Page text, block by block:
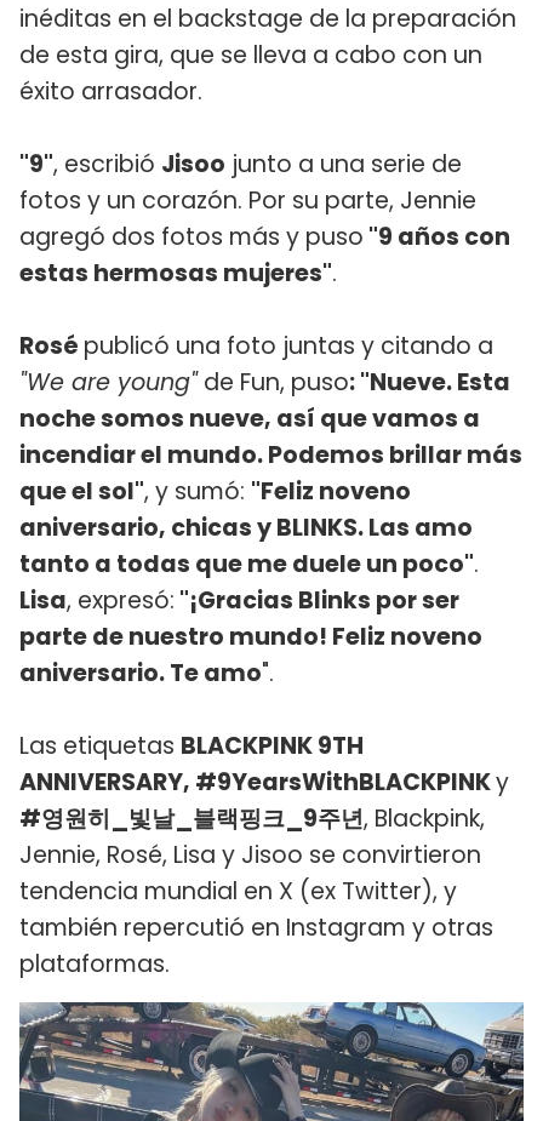
inéditas en el backstage de la preparación
de esta gira, que se lleva a cabo con un
éxito arrasador.
"9", escribió Jisoo junto a una serie de
fotos y un corazón. Por su parte, Jennie
agregó dos fotos más y puso "9 años con
estas hermosas mujeres".
Rosé publicó una foto juntas y citando a
"We are young"de Fun, puso: "Nueve. Esta
noche somos nueve, así que vamos a
incendiar el mundo. Podemos brillar más
que el sol", y sumó: "Feliz noveno
aniversario, chicas y BLINKS. Las amo
tanto a todas que me duele un poco".
Lisa, expresó: "¡Gracias Blinks por ser
parte de nuestro mundo! Feliz noveno
aniversario. Te amo".
Las etiquetas BLACKPINK 9TH
ANNIVERSARY, #9YearsWithBLACKPINKy
#영원히_빛날_블랙핑크_9주년, Blackpink,
Jennie, Rosé, Lisa y Jisoo se convirtieron
tendencia mundial en X (ex Twitter), y
también repercutió en Instagram y otras
plataformas.